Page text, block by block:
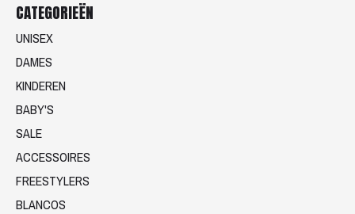
CATEGORIEËN
UNISEX
DAMES
KINDEREN
BABY'S
SALE
ACCESSOIRES
FREESTYLERS
BLANCOS